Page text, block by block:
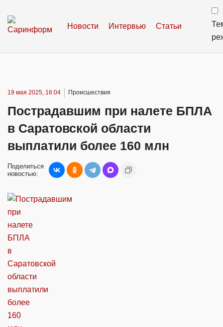
Новости Интервью Статьи
19 мая 2025, 16:04 Происшествия
Пострадавшим при налете БПЛА
в Саратовской области
выплатили более 160 млн
Поделиться
новостью: